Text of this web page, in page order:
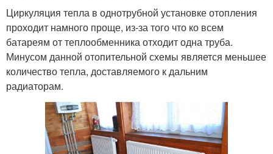
Циркуляция тепла в однотрубной установке отопления
проходит намного проще, из-за того что ко всем
батареям от теплообменника отходит одна труба.
Минусом данной отопительной схемы является меньшее
количество тепла, доставляемого к дальним
радиаторам.